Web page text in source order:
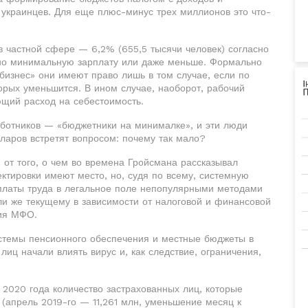
Для еще плюс-минус трех миллионов это что-
сфере — 6,2% (655,5 тысячи человек) согласно
минимальную зарплату или даже меньше. Формально
они имеют право лишь в том случае, если по
уменьшится. В ином случае, наоборот, рабочий
расход на себестоимость.
— «бюджетники на минималке», и эти люди
встретят вопросом: почему так мало?
того, о чем во времена Гройсмана рассказывал
имеют место, но, судя по всему, системную
труда в легальное поле непопулярными методами
же текущему в зависимости от налоговой и финансовой
МФО.
пенсионного обеспечения и местные бюджеты в
начали влиять вирус и, как следствие, ограничения,
года количество застрахованных лиц, которые
2019-го — 11,261 млн, уменьшение месяц к